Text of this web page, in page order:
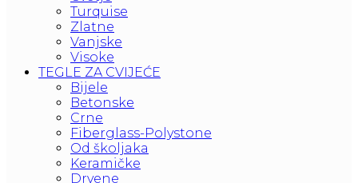
Turquise
Zlatne
Vanjske
Visoke
TEGLE ZA CVIJEĆE
Bijele
Betonske
Crne
Fiberglass-Polystone
Od školjaka
Keramičke
Drvene